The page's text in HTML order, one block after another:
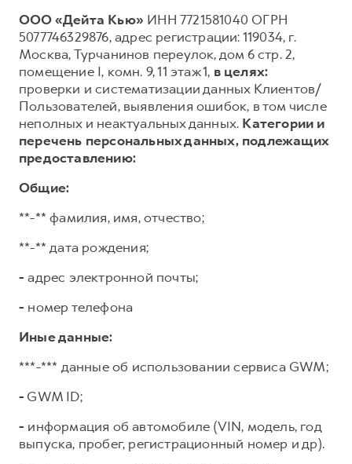
ООО «Дейта Кью» ИНН 7721581040 ОГРН
5077746329876, адрес регистрации: 119034, г.
Москва, Турчанинов переулок, дом 6 стр. 2,
помещение I, комн. 9, 11 этаж 1, в целях:
проверки и систематизации данных Клиентов/
Пользователей, выявления ошибок, в том числе
неполных и неактуальных данных. Категории и
перечень персональных данных, подлежащих
предоставлению:
Общие:
**-** фамилия, имя, отчество;
**-** дата рождения;
- адрес электронной почты;
- номер телефона
Иные данные:
***-*** данные об использовании сервиса GWM;
- GWM ID;
- информация об автомобиле (VIN, модель, год
выпуска, пробег, регистрационный номер и др).